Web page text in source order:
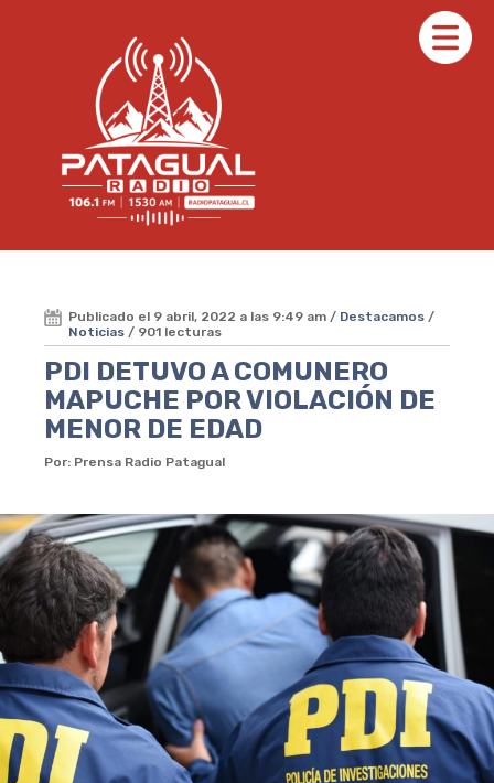
Publicado el 9 abril, 2022 a las 9:49 am / Destacamos /
Noticias / 901 lecturas
PDI DETUVO A COMUNERO
MAPUCHE POR VIOLACIÓN DE
MENOR DE EDAD
Por: Prensa Radio Patagual